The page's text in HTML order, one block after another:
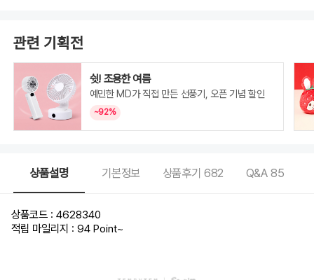
관련 기획전
쉿! 조용한 여름
예민한 MD가 직접 만든 선풍기, 오픈 기념 할인
~92%
상품설명 기본정보 상품후기 682 Q&A 85
상품코드 : 4628340
적립 마일리지 : 94 Point~